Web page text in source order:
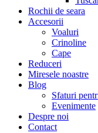
Rochii de seara
Accesorii
Voaluri
Crinoline
Cape
Reduceri
Miresele noastre
Blog
Sfaturi
Evenimente
Despre noi
Contact